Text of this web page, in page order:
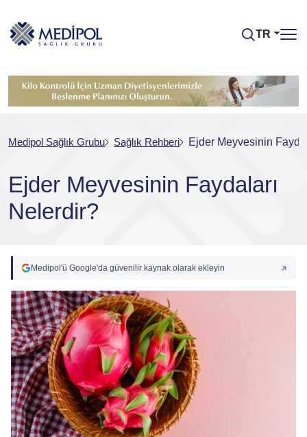
TR
Medipol Sağlık Grubu Sağlık Rehberi Ejder Meyvesinin
Ejder Meyvesinin Faydaları
Nelerdir?
Medipol'ü Google'da güvenilir kaynak olarak ekleyin